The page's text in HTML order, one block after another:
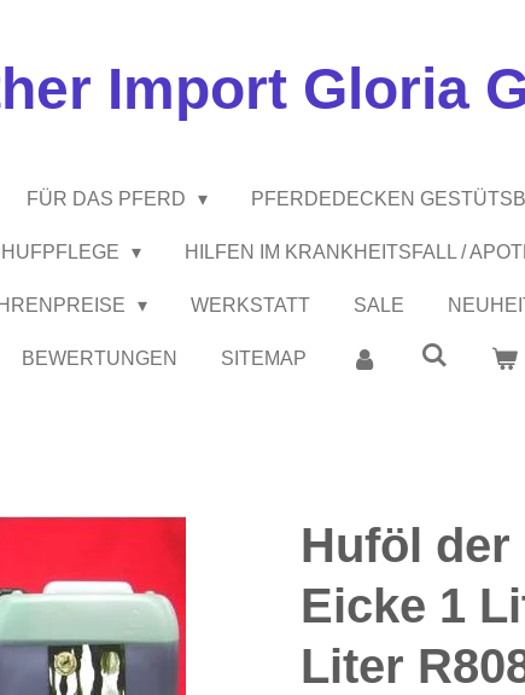
Import Gloria
FÜR DAS PFERD PFERDEDECKEN
HILFEN IM KRANKHEITSFALL /
WERKSTATT SALE
BEWERTUNGEN SITEMAP
Huföl der
Eicke 1
Liter